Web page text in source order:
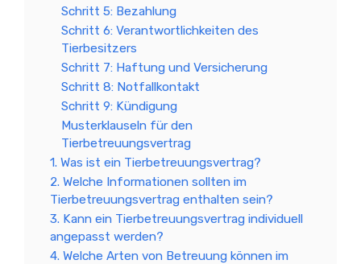
Schritt 5: Bezahlung
Schritt 6: Verantwortlichkeiten des
Tierbesitzers
Schritt 7: Haftung und Versicherung
Schritt 8: Notfallkontakt
Schritt 9: Kündigung
Musterklauseln für den
Tierbetreuungsvertrag
1. Was ist ein Tierbetreuungsvertrag?
2. Welche Informationen sollten im
Tierbetreuungsvertrag enthalten sein?
3. Kann ein Tierbetreuungsvertrag individuell
angepasst werden?
4. Welche Arten von Betreuung können im